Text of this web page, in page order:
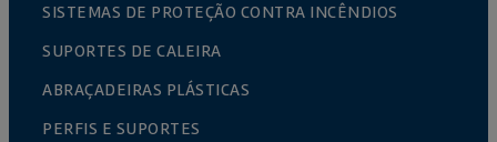
SISTEMAS DE PROTEÇÃO CONTRA INCÊNDIOS
SUPORTES DE CALEIRA
ABRAÇADEIRAS PLÁSTICAS
PERFIS E SUPORTES